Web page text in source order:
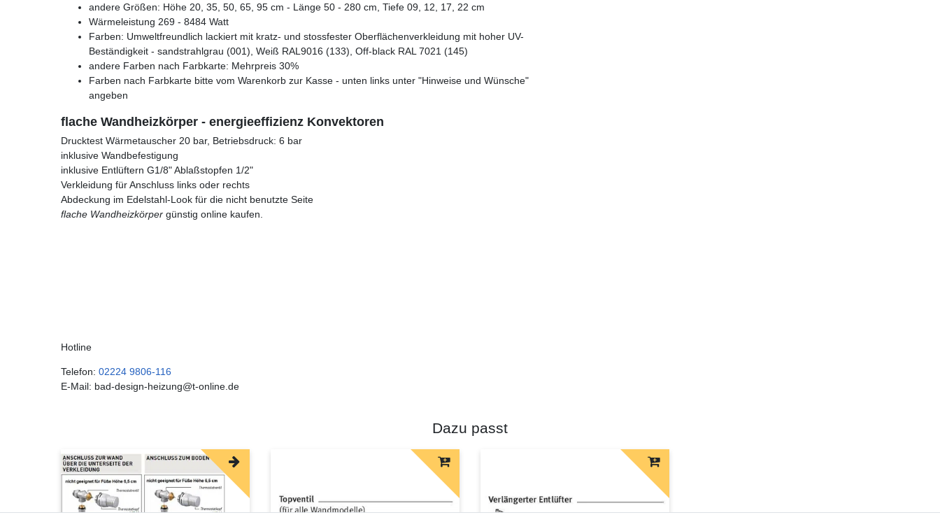
andere Größen: Höhe 20, 35, 50, 65, 95 cm - Länge 50 - 280 cm, Tiefe 09, 12, 17, 22 cm
Wärmeleistung 269 - 8484 Watt
Farben: Umweltfreundlich lackiert mit kratz- und stossfester Oberflächenverkleidung mit hoher UV-
Beständigkeit - sandstrahlgrau (001), Weiß RAL9016 (133), Off-black RAL 7021 (145)
andere Farben nach Farbkarte: Mehrpreis 30%
Farben nach Farbkarte bitte vom Warenkorb zur Kasse - unten links unter "Hinweise und Wünsche"
angeben
flache Wandheizkörper - energieeffizienz Konvektoren
Drucktest Wärmetauscher 20 bar, Betriebsdruck: 6 bar
inklusive Wandbefestigung
inklusive Entlüftern G1/8" Ablaßstopfen 1/2"
Verkleidung für Anschluss links oder rechts
Abdeckung im Edelstahl-Look für die nicht benutzte Seite
flache Wandheizkörper günstig online kaufen.
Hotline
Telefon: 02224 9806-116
E-Mail: bad-design-heizung@t-online.de
Dazu passt